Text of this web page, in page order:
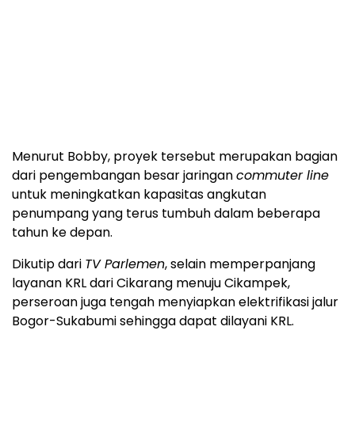
Menurut Bobby, proyek tersebut merupakan bagian
dari pengembangan besar jaringancommuter line
untuk meningkatkan kapasitas angkutan
penumpang yang terus tumbuh dalam beberapa
tahun ke depan.
Dikutip dari TV Parlemen, selain memperpanjang
layanan KRL dari Cikarang menuju Cikampek,
perseroan juga tengah menyiapkan elektrifikasi jalur
Bogor-Sukabumi sehingga dapat dilayani KRL.